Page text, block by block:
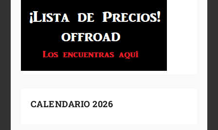
CALENDARIO 2026